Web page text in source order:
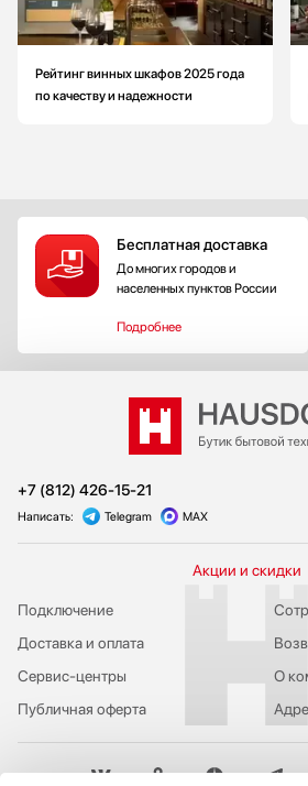
Рейтинг винных шкафов 2025 года
по качеству и надежности
Бесплатная доставка
До многих городов и
населенных пунктов России
Подробнее
+7 (812) 426-15-21
Написать: Telegram MAX
Акции и скидки
Подключение
Публичная оферта
Сервис-центры
Доставка и оплата
О